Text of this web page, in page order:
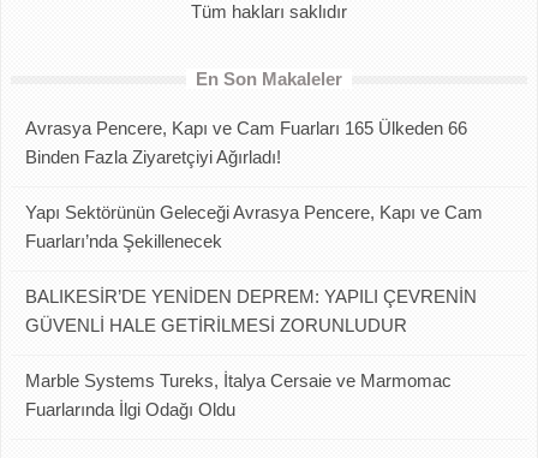
Tüm hakları saklıdır
En Son Makaleler
Avrasya Pencere, Kapı ve Cam Fuarları 165 Ülkeden 66
Binden Fazla Ziyaretçiyi Ağırladı!
Yapı Sektörünün Geleceği Avrasya Pencere, Kapı ve Cam
Fuarları’nda Şekillenecek
BALIKESİR’DE YENİDEN DEPREM: YAPILI ÇEVRENİN
GÜVENLİ HALE GETİRİLMESİ ZORUNLUDUR
Marble Systems Tureks, İtalya Cersaie ve Marmomac
Fuarlarında İlgi Odağı Oldu